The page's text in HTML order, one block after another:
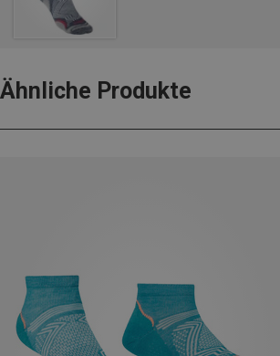
Ähnliche Produkte